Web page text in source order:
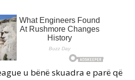
u bënë skuadra e parë që